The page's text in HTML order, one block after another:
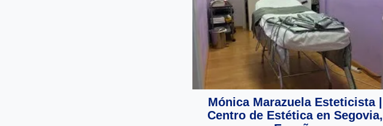
Mónica Marazuela Esteticista |
Centro de Estética en Segovia,